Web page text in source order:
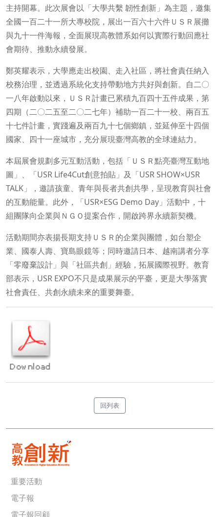
主持開幕。此次展會以「大學共繫 韌性創新」為主題，邀集
全國一百二十一所大專校院，展出一百六十六件ＵＳＲ展攤
與九十一件海報，全面展現高教體系如何以實際行動回應社
會期待、推動永續發展。
鄭英耀表示，大學應走出校園、走入社區，將社會責任納入
校務治理，並透過系統化支持帶動地方共好與創新。自二〇
一八年啟動以來，ＵＳＲ計畫已累積九百四十五件成果，第
四期（二〇二五至二〇二七年）補助一百二十一校、兩百五
十七件計畫，實踐遍及兩百九十七個鄉鎮，並延伸至十四個
國家、四十一座城市，充分展現臺灣高教的全球連結力。
本屆展會規劃多元互動活動，包括「ＵＳＲ點亮臺灣互動地
圖」、「USR Life4Cut創意拍貼」及「USR SHOW×USR
TALK」，邀請孩童、青年與長者共創共學，呈現教育與社會
的互動能量。此外，「USR×ESG Demo Day」活動中，十
組團隊向企業與ＮＧＯ提案合作，開啟跨界永續新契機。
活動期間亦表揚長期支持ＵＳＲ的企業與團體，如台塑企
業、國泰人壽、寶島眼鏡等；同時邀請日本、越南講者分享
「零廢棄設計」與「社區共創」經驗，拓展國際視野。教育
部表示，USR EXPO不只是成果展示的平臺，更是大學落實
社會責任、共創永續未來的重要舞臺。
回列表
重要活動
電子報
電子報回顧